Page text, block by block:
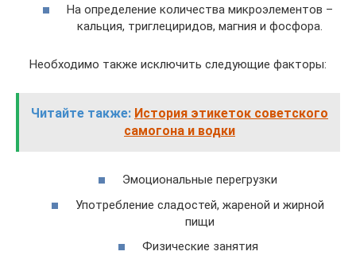
На определение количества микроэлементов –
кальция, триглециридов, магния и фосфора.
Необходимо также исключить следующие факторы:
Читайте также: История этикеток советского
самогона и водки
Эмоциональные перегрузки
Употребление сладостей, жареной и жирной
пищи
Физические занятия